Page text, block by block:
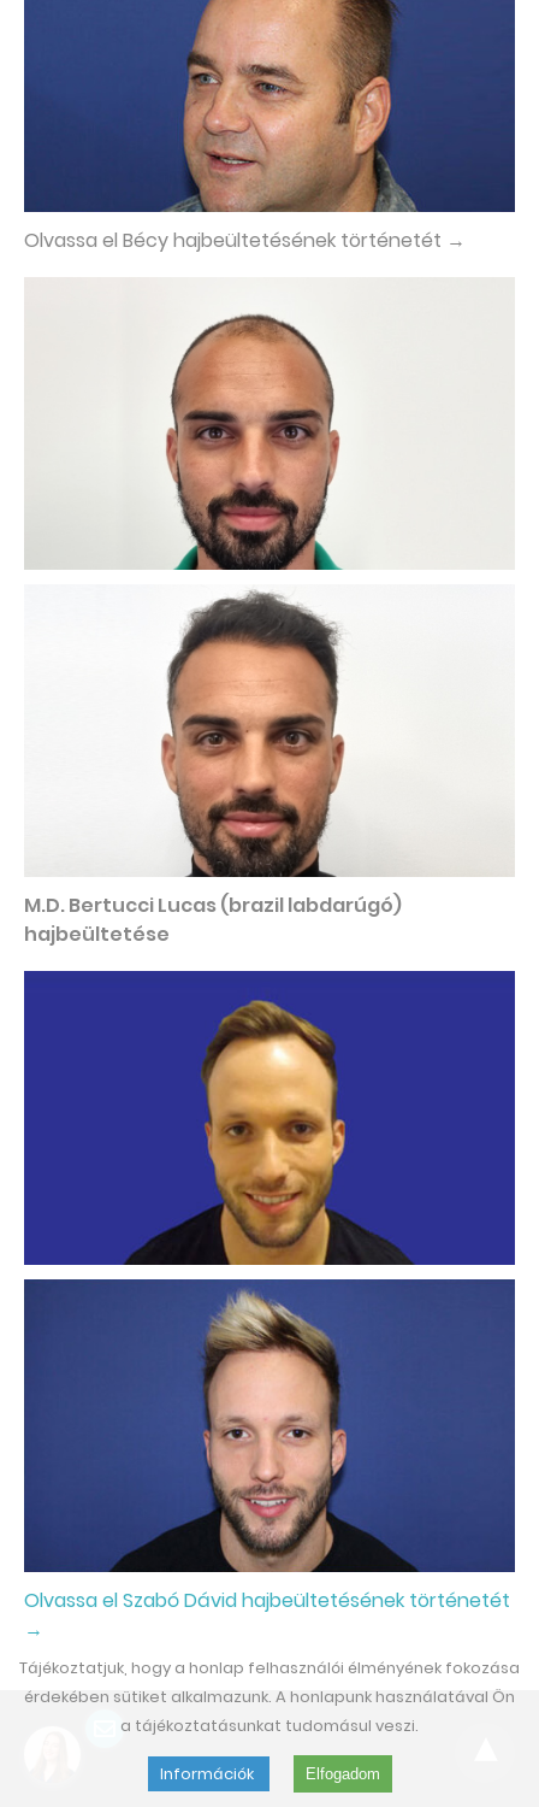
Olvassa el Bécy hajbeültetésének történetét →
M.D. Bertucci Lucas (brazil labdarúgó)
hajbeültetése
Olvassa el Szabó Dávid hajbeültetésének történetét
→
Tájékoztatjuk, hogy a honlap felhasználói élményének fokozása
érdekében sütiket alkalmazunk. A honlapunk használatával Ön
a tájékoztatásunkat tudomásul veszi.
Információk Elfogadom